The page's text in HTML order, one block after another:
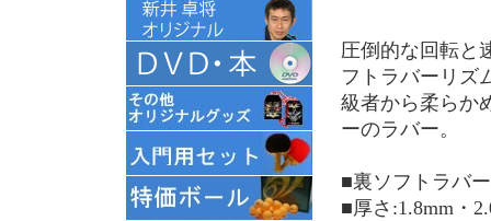
圧倒的な回転と
フトラバーリズ
級者から柔らか
ーのラバー。
■裏ソフトラバー
■厚さ:1.8mm・